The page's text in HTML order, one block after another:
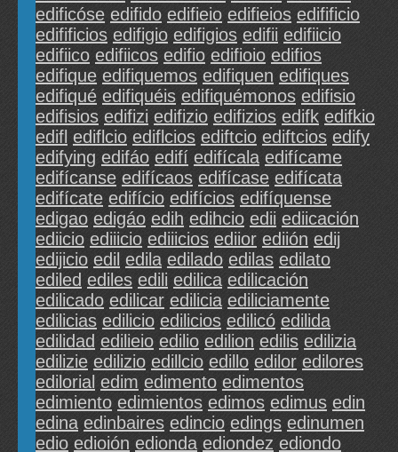
edificóse edifido edifieio edifieios edifificio
edifificios edifigio edifigios edifii edifiicio
edifiico edifiicos edifio edifioio edifios
edifique edifiquemos edifiquen edifiques
edifiqué edifiquéis edifiquémonos edifisio
edifisios edifizi edifizio edifizios edifk edifkio
edifl ediflcio ediflcios ediftcio ediftcios edify
edifying edifáo edifí edifícala edifícame
edifícanse edifícaos edifícase edifícata
edifícate edifício edifícios edifíquense
edigao edigáo edih edihcio edii ediicación
ediicio ediiicio ediiicios ediior ediión edij
edijicio edil edila edilado edilas edilato
ediled ediles edili edilica edilicación
edilicado edilicar edilicia ediliciamente
edilicias edilicio edilicios edilicó edilida
edilidad edilieio edilio edilion edilis edilizia
edilizie edilizio edillcio edillo edilor edilores
edilorial edim edimento edimentos
edimiento edimientos edimos edimus edin
edina edinbaires edincio edings edinumen
edio edioión edionda ediondez ediondo